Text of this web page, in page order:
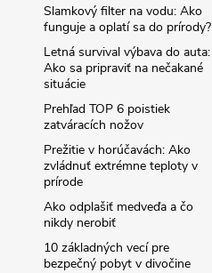
Slamkový filter na vodu: Ako
funguje a oplatí sa do prírody?
Letná survival výbava do auta:
Ako sa pripraviť na nečakané
situácie
Prehľad TOP 6 poistiek
zatváracích nožov
Prežitie v horúčavách: Ako
zvládnuť extrémne teploty v
prírode
Ako odplašiť medveďa a čo
nikdy nerobiť
10 základných vecí pre
bezpečný pobyt v divočine